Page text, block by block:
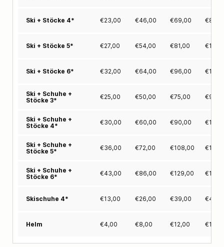
Ski + Stöcke 4* €23,00 €46,00 €69,00 €
Ski + Stöcke 5* €27,00 €54,00 €81,00 €
Ski + Stöcke 6* €32,00 €64,00 €96,00 €
Ski + Schuhe +
Stöcke 3*
€25,00 €50,00 €75,00 €
Ski + Schuhe +
Stöcke 4*
€30,00 €60,00 €90,00 €
Ski + Schuhe +
Stöcke 5*
€36,00 €72,00 €108,00 €
Ski + Schuhe +
Stöcke 6*
€43,00 €86,00 €129,00 €
Skischuhe 4* €13,00 €26,00 €39,00 €
Helm €4,00 €8,00 €12,00 €